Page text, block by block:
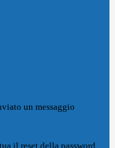
un messaggio
il reset della password